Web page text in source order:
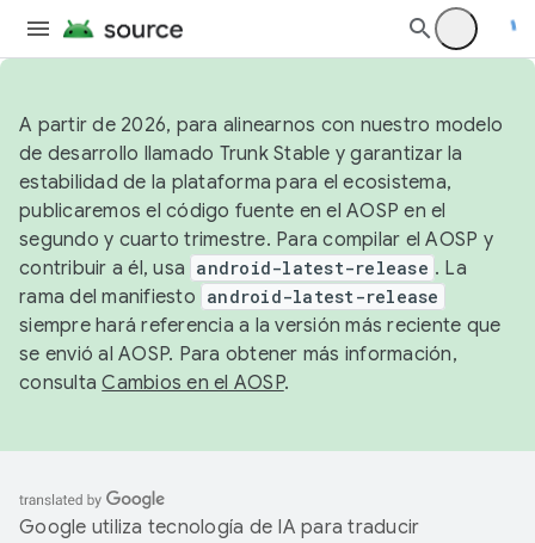
A partir de 2026, para alinearnos con nuestro modelo
de desarrollo llamado Trunk Stable y garantizar la
estabilidad de la plataforma para el ecosistema,
publicaremos el código fuente en el AOSP en el
segundo y cuarto trimestre. Para compilar el AOSP y
contribuir a él, usa android-latest-release . La
rama del manifiesto android-latest-release
siempre hará referencia a la versión más reciente que
se envió al AOSP. Para obtener más información,
consultaCambios en el AOSP.
Google utiliza tecnología de IA para traducir